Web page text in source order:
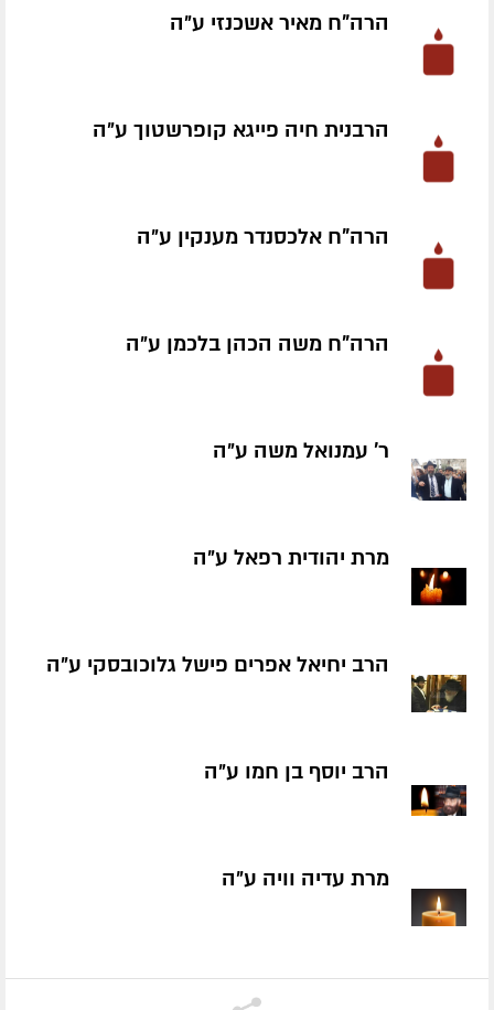
הרה"ח מאיר אשכנזי ע״ה
הרבנית חיה פייגא קופרשטוך ע״ה
הרה"ח אלכסנדר מענקין ע״ה
הרה"ח משה הכהן בלכמן ע״ה
ר' עמנואל משה ע״ה
מרת יהודית רפאל ע״ה
הרב יחיאל אפרים פישל גלוכובסקי ע״ה
הרב יוסף בן חמו ע״ה
מרת עדיה וויה ע״ה